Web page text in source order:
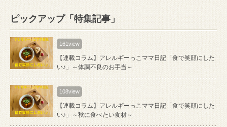
ピックアップ「特集記事」
161view
【連載コラム】アレルギーっこママ日記「食で笑顔にした
い♪」～体調不良のお手当～
108view
【連載コラム】アレルギーっこママ日記「食で笑顔にした
い♪」～秋に食べたい食材～